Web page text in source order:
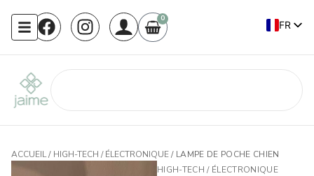
0
FR
ACCUEIL/ HIGH-TECH / ÉLECTRONIQUE/ LAMPE DE POCHE CHIEN
HIGH-TECH / ÉLECTRONIQUE